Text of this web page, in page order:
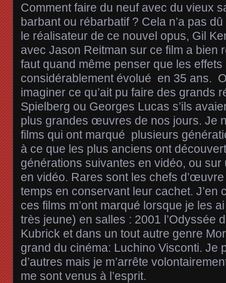
Comment faire du neuf avec du vieux
barbant ou rébarbatif ? Cela n’a pas
le réalisateur de ce nouvel opus, Gil
avec Jason Reitman sur ce film a bien
faut quand même penser que les
considérablement évolué en 35 ans.
imaginer ce qu’ait pu faire des grands
Spielberg ou Georges Lucas s’ils
plus grandes œuvres de nos jours. Je
films qui ont marqué plusieurs
à ce que les plus anciens ont
générations suivantes en vidéo, ou sur
en vidéo. Rares sont les chefs
temps en conservant leur cachet. J’en
ces films m’ont marqué lorsque je les
très jeune) en salles : 2001 l’Odyssée
Kubrick et dans un tout autre genre
grand du cinéma: Luchino Visconti. Je
d’autres mais je m’arrête
me sont venus à l’esprit.